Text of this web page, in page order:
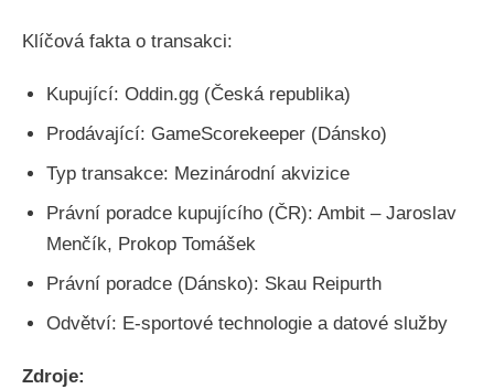
Klíčová fakta o transakci:
Kupující: Oddin.gg (Česká republika)
Prodávající: GameScorekeeper (Dánsko)
Typ transakce: Mezinárodní akvizice
Právní poradce kupujícího (ČR): Ambit – Jaroslav
Menčík, Prokop Tomášek
Právní poradce (Dánsko): Skau Reipurth
Odvětví: E-sportové technologie a datové služby
Zdroje: